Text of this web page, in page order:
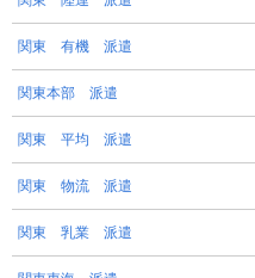
関東 有機 派遣
関東本部 派遣
関東 平均 派遣
関東 物流 派遣
関東 乳業 派遣